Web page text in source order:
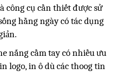
công cụ cần thiết được sử
hằng ngày có tác dụng
nắng cầm tay có nhiều ưu
logo, in ô dù các thoog tin